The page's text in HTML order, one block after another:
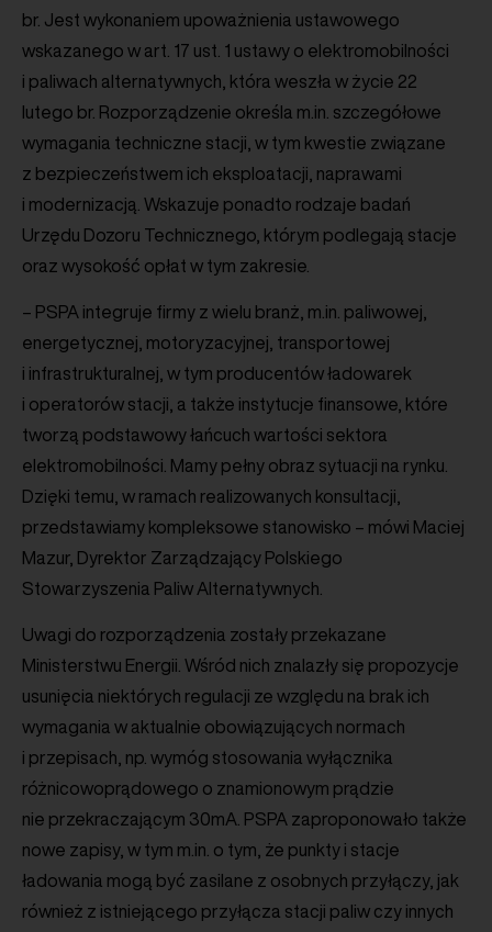
br. Jest wykonaniem upoważnienia ustawowego
wskazanego w art. 17 ust. 1 ustawy o elektromobilności
i paliwach alternatywnych, która weszła w życie 22
lutego br. Rozporządzenie określa m.in. szczegółowe
wymagania techniczne stacji, w tym kwestie związane
z bezpieczeństwem ich eksploatacji, naprawami
i modernizacją. Wskazuje ponadto rodzaje badań
Urzędu Dozoru Technicznego, którym podlegają stacje
oraz wysokość opłat w tym zakresie.
– PSPA integruje firmy z wielu branż, m.in. paliwowej,
energetycznej, motoryzacyjnej, transportowej
i infrastrukturalnej, w tym producentów ładowarek
i operatorów stacji, a także instytucje finansowe, które
tworzą podstawowy łańcuch wartości sektora
elektromobilności. Mamy pełny obraz sytuacji na rynku.
Dzięki temu, w ramach realizowanych konsultacji,
przedstawiamy kompleksowe stanowisko – mówi Maciej
Mazur, Dyrektor Zarządzający Polskiego
Stowarzyszenia Paliw Alternatywnych.
Uwagi do rozporządzenia zostały przekazane
Ministerstwu Energii. Wśród nich znalazły się propozycje
usunięcia niektórych regulacji ze względu na brak ich
wymagania w aktualnie obowiązujących normach
i przepisach, np. wymóg stosowania wyłącznika
różnicowoprądowego o znamionowym prądzie
nie przekraczającym 30mA. PSPA zaproponowało także
nowe zapisy, w tym m.in. o tym, że punkty i stacje
ładowania mogą być zasilane z osobnych przyłączy, jak
również z istniejącego przyłącza stacji paliw czy innych